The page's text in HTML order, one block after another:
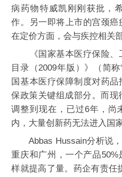
病药物特威凯刚刚获批，
作。另一即将上市的宫颈癌
在定价方面，会与疾控相关
《国家基本医疗保险、
目录（2009年版）》（简
国基本医疗保障制度对药
保政策关键组成部分。而现
调整到现在，已过6年，尚
内，大量创新药无法进入国
Abbas Hussain分析说，
重庆和广州，一个产品
样就提高了量。药企有责任